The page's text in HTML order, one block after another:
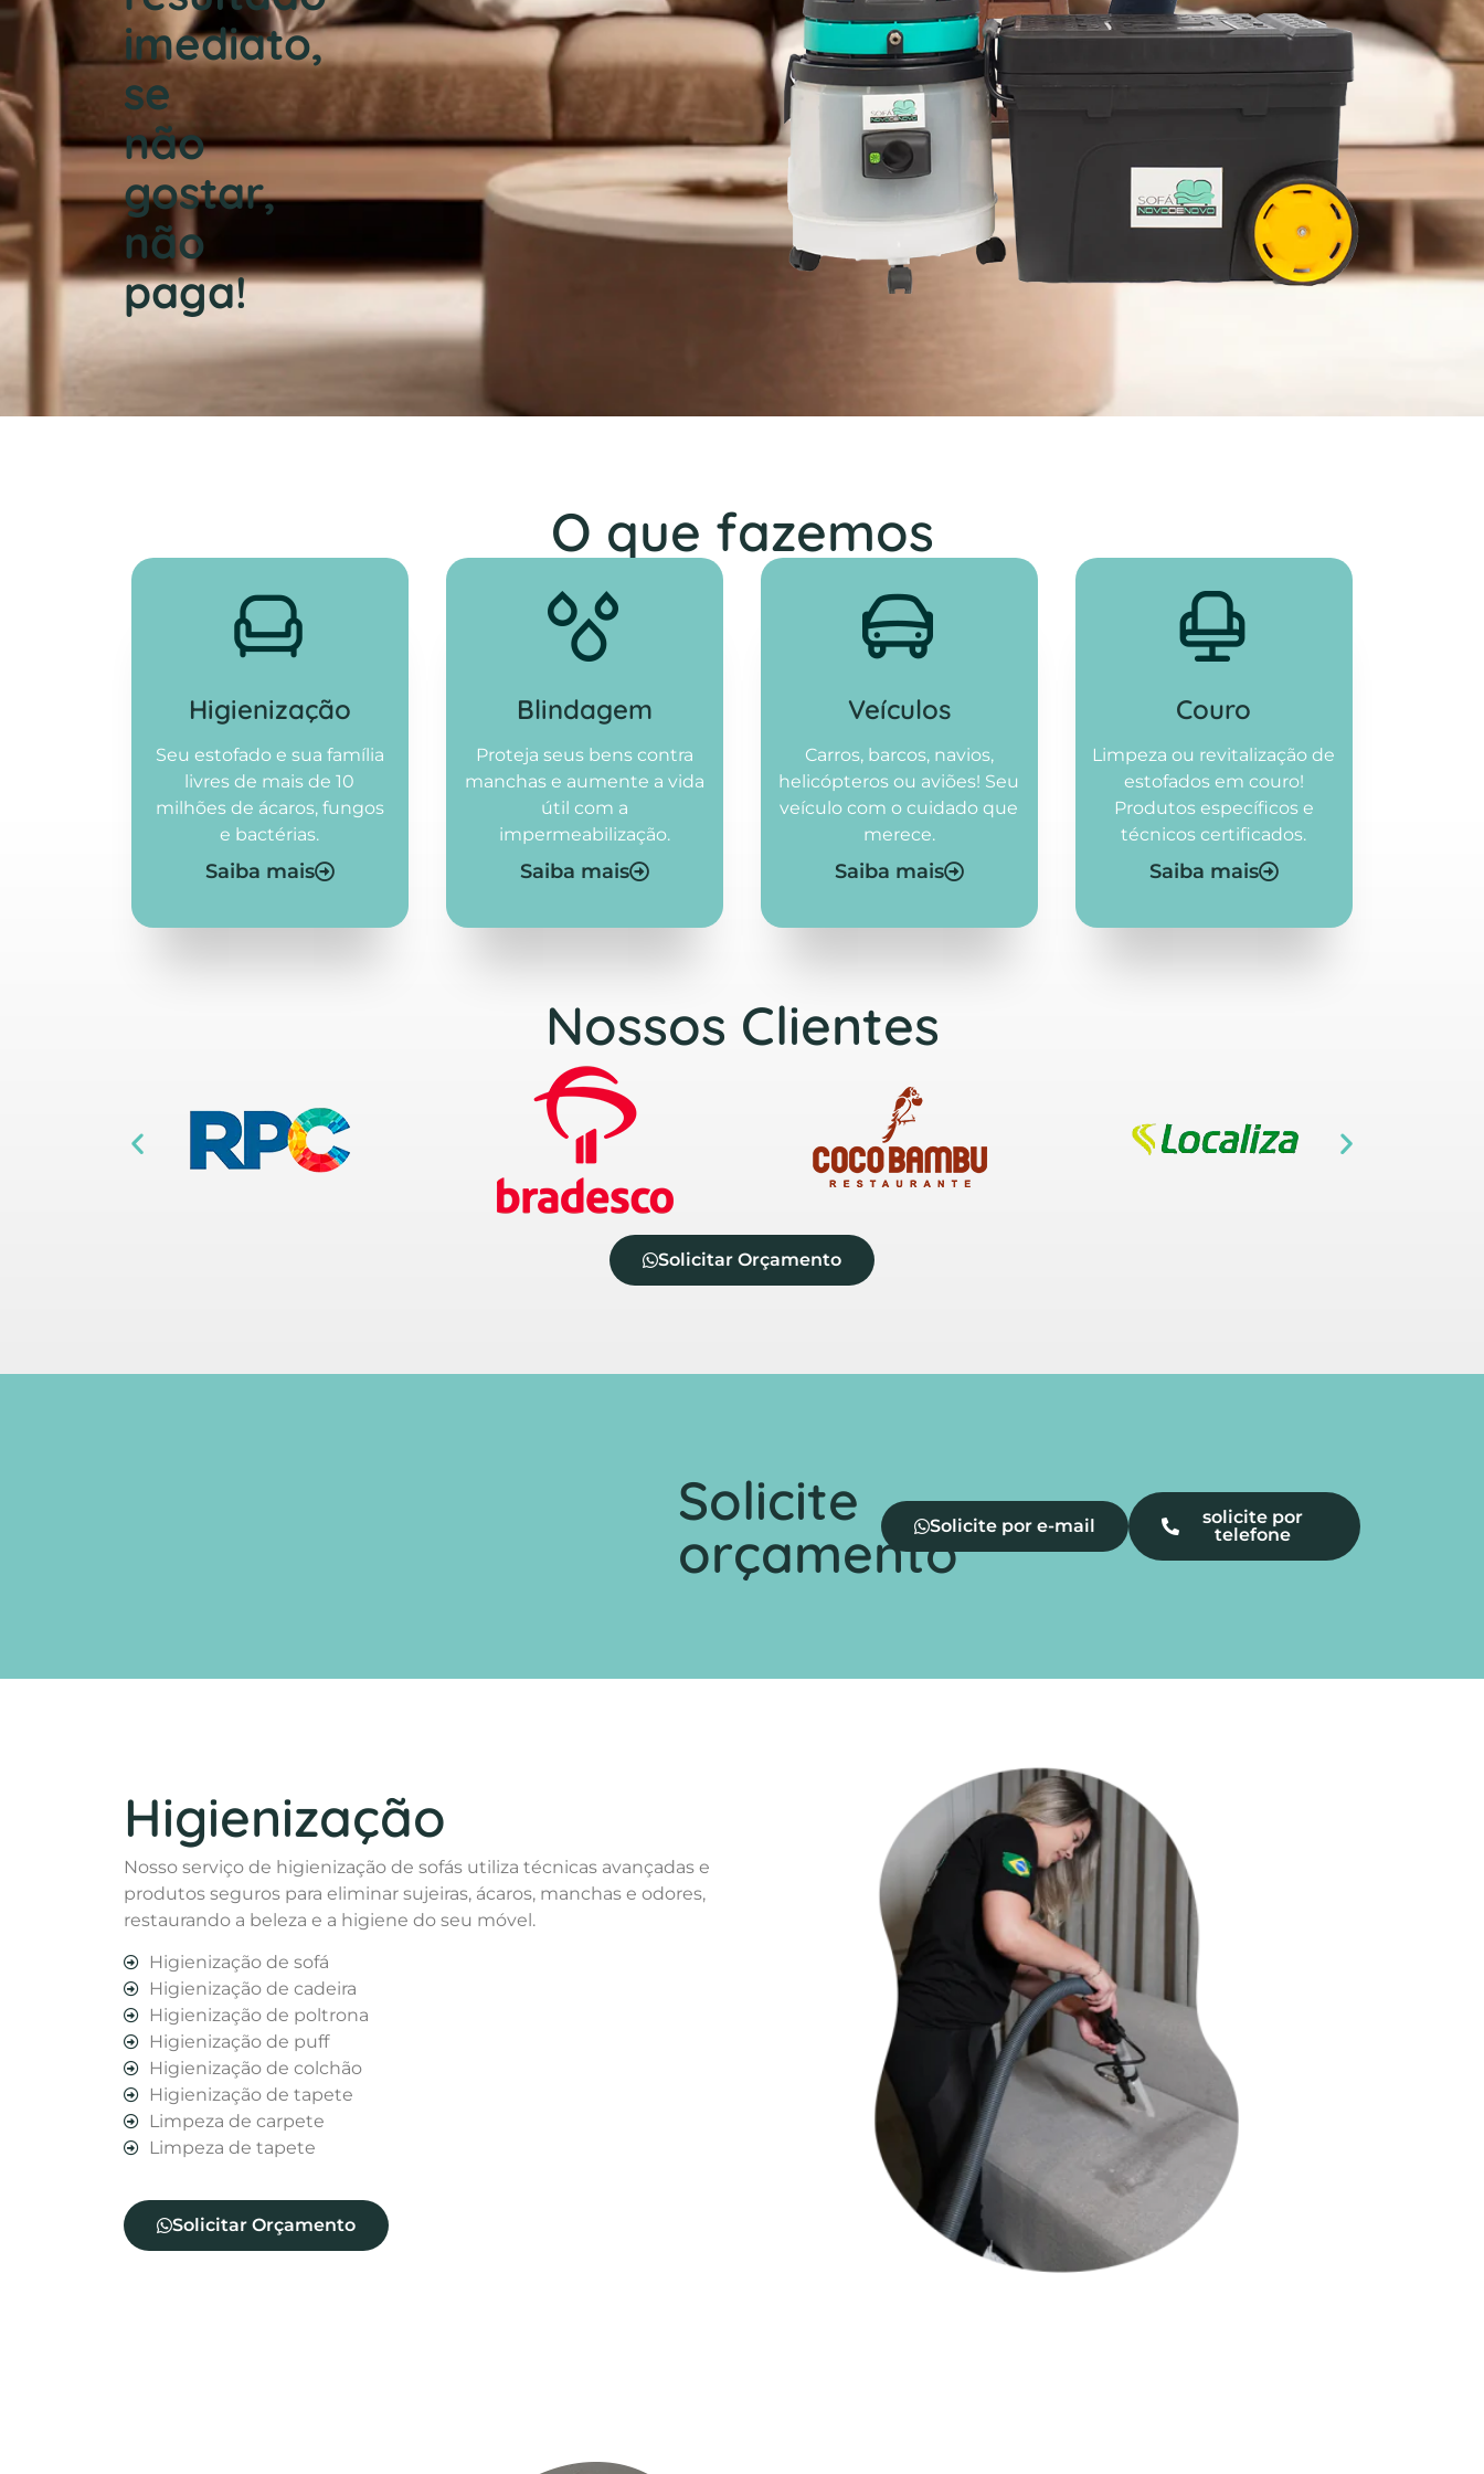
imediato,
se
não
gostar,
não
paga!
O que fazemos
Higienização​
Seu estofado e sua família
livres de mais de 10
milhões de ácaros, fungos
e bactérias.
Saiba mais
Blindagem
Proteja seus bens contra
manchas e aumente a vida
útil com a
impermeabilização.
Saiba mais
Veículos
Carros, barcos, navios,
helicópteros ou aviões! Seu
veículo com o cuidado que
merece.
Saiba mais
Couro
Limpeza ou revitalização de
estofados em couro!
Produtos específicos e
técnicos certificados.
Saiba mais
Nossos Clientes
Solicitar Orçamento
Solicite
orçamentoSolicite por e-mail
solicite por
telefone
Higienização
Nosso serviço de higienização de sofás utiliza técnicas avançadas e
produtos seguros para eliminar sujeiras, ácaros, manchas e odores,
restaurando a beleza e a higiene do seu móvel.
Higienização de sofá
Higienização de cadeira
Higienização de poltrona
Higienização de puff
Higienização de colchão
Higienização de tapete
Limpeza de carpete
Limpeza de tapete
Solicitar Orçamento